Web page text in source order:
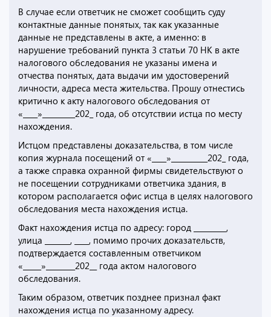
В случае если ответчик не сможет сообщить суду
контактные данные понятых, так как указанные
данные не представлены в акте, а именно: в
нарушение требований пункта 3 статьи 70 НК в акте
налогового обследования не указаны имена и
отчества понятых, дата выдачи им удостоверений
личности, адреса места жительства. Прошу отнестись
критично к акту налогового обследования от
«____»_________202_ года, об отсутствии истца по месту
нахождения.
Истцом представлены доказательства, в том числе
копия журнала посещений от «____»__________202_ года,
а также справка охранной фирмы свидетельствуют о
не посещении сотрудниками ответчика здания, в
котором располагается офис истца в целях налогового
обследования места нахождения истца.
Факт нахождения истца по адресу: город _________,
улица _______, ____, помимо прочих доказательств,
подтверждается составленным ответчиком
«_____»________202__ года актом налогового
обследования.
Таким образом, ответчик позднее признал факт
нахождения истца по указанному адресу.